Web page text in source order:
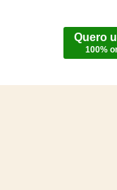
Quero
100%